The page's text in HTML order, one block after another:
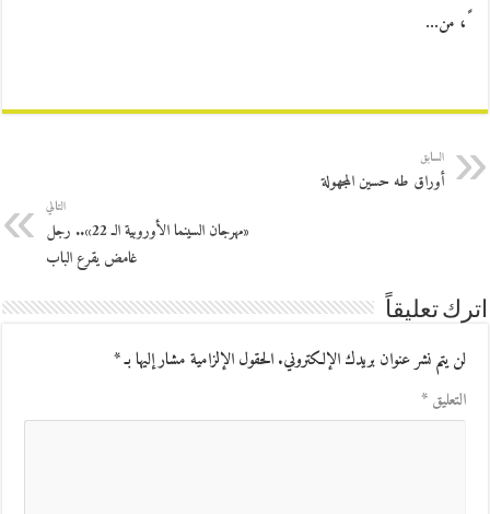
ً، من…
السابق
أوراق طه حسين المجهولة
التالي
«مهرجان السينما الأوروبية الـ 22».. رجل
غامض يقرع الباب
اترك تعليقاً
لن يتم نشر عنوان بريدك الإلكتروني.الحقول الإلزامية مشار إليها بـ*
التعليق*